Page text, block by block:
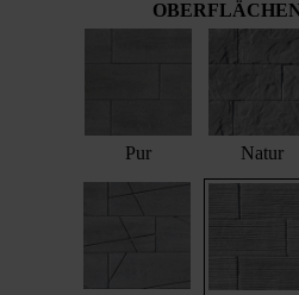
Pur Natur